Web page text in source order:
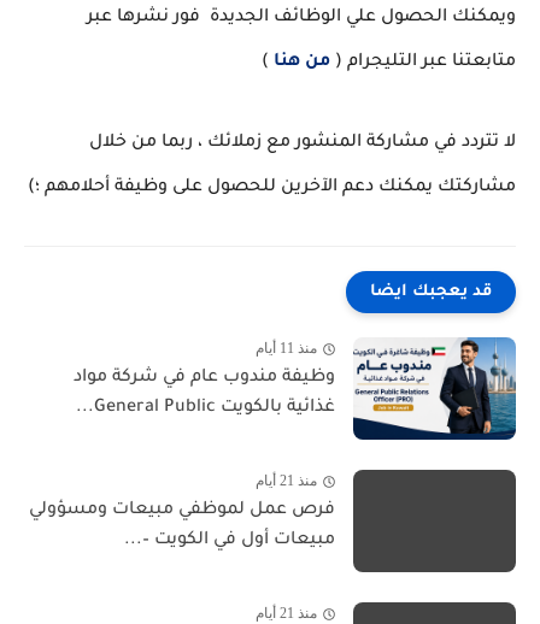
ويمكنك الحصول علي الوظائف الجديدة فور نشرها عبر
متابعتنا عبر التليجرام ( من هنا )
لا تتردد في مشاركة المنشور مع زملائك ، ربما من خلال
مشاركتك يمكنك دعم الآخرين للحصول على وظيفة أحلامهم ؛)
قد يعجبك ايضا
منذ 11 أيام
وظيفة مندوب عام في شركة مواد
غذائية بالكويت General Public...
منذ 21 أيام
فرص عمل لموظفي مبيعات ومسؤولي
مبيعات أول في الكويت –...
منذ 21 أيام